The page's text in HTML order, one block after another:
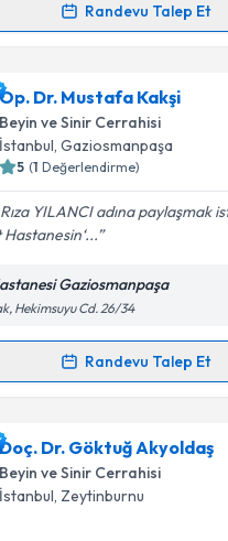
verilerimin işlenmesine
işlenmesini kabul
Takvim Talebini
Randevu Talep Et
Takvimi Talebi
Aslıhan Çevikiçin randevu
Size bu uzmandan randevu
hazırlandığında e-posta ile
verilerimin işlenmesine
'ni okudum ve kişisel
işlenmesini kabul
Op. Dr. Mustafa Kakşi
Beyin ve Sinir Cerrahisi
İstanbul, Gaziosmanpaşa
5 (1 Değerlendirme)
YILANCI adına paylaşmak
Gaziosmanpaşa
Hekimsuyu Cd. 26/34
Randevu Talep Et
Takvimi Talebi
Mustafa Kakşiiçin randevu
Size bu uzmandan randevu
hazırlandığında e-posta ile
Doç. Dr. Göktuğ Akyoldaş
Beyin ve Sinir Cerrahisi
İstanbul, Zeytinburnu